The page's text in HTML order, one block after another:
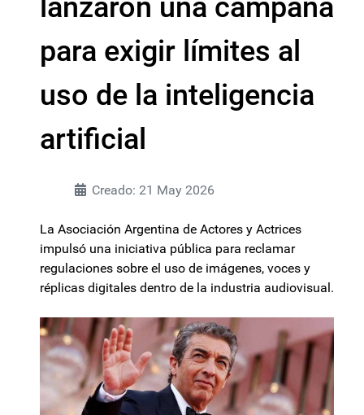
lanzaron una campaña
para exigir límites al
uso de la inteligencia
artificial
Creado: 21 May 2026
La Asociación Argentina de Actores y Actrices
impulsó una iniciativa pública para reclamar
regulaciones sobre el uso de imágenes, voces y
réplicas digitales dentro de la industria audiovisual.